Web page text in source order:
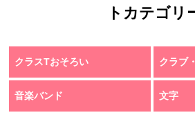
トカテゴリ
クラスTおそろい クラブ
音楽バンド 文字